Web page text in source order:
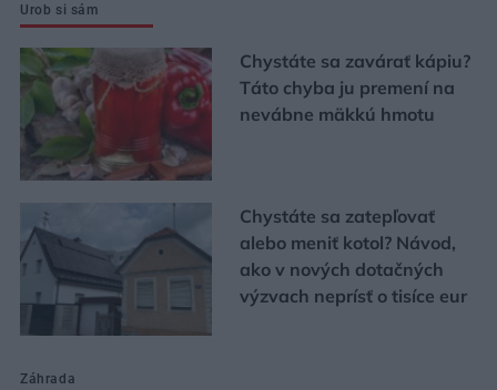
Urob si sám
Chystáte sa zavárať kápiu?
Táto chyba ju premení na
nevábne mäkkú hmotu
Chystáte sa zatepľovať
alebo meniť kotol? Návod,
ako v nových dotačných
výzvach neprísť o tisíce eur
Záhrada